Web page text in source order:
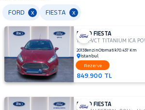
Tüm
Araçlar
AUDI
BMC
BMW
BYD
FORD x FIESTA x
FORD FIESTA
1.6 TI-VCT TITANIUM ICA
2013BenzinOtomatik70.437 Km
İstanbul
849.900 TL
Rezerve
FORD FIESTA